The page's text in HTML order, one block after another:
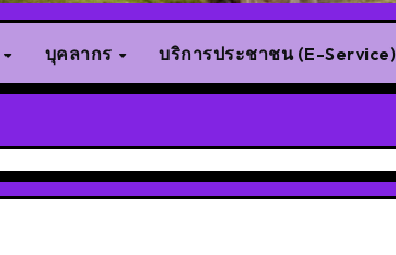
บุคลากร บริการประชาชน (E-Service)